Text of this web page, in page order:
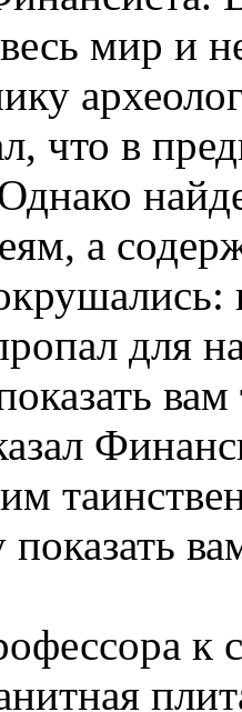
мир и
что в
а
для
вам
показать
к